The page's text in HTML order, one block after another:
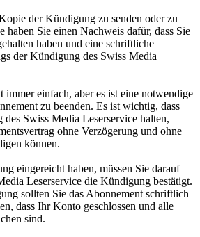
der Kündigung zu senden oder zu
haben Sie einen Nachweis dafür, dass Sie
haben und eine schriftliche
der Kündigung des Swiss Media
einfach, aber es ist eine notwendige
zu beenden. Es ist wichtig, dass
Swiss Media Leserservice halten,
ohne Verzögerung und ohne
können.
eingereicht haben, müssen Sie darauf
Leserservice die Kündigung bestätigt.
sollten Sie das Abonnement schriftlich
dass Ihr Konto geschlossen und alle
sind.